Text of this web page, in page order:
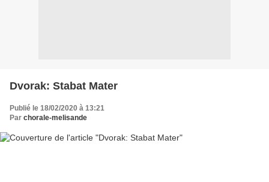
Dvorak: Stabat Mater
Publié le 18/02/2020 à 13:21
Par chorale-melisande